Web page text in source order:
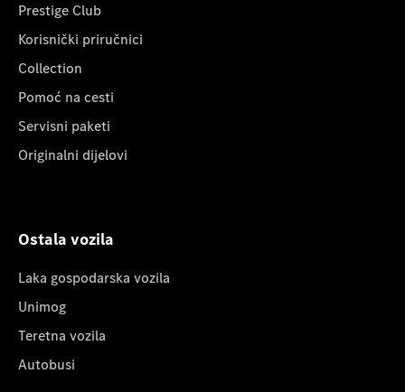
Prestige Club
Korisnički priručnici
Collection
Pomoć na cesti
Servisni paketi
Originalni dijelovi
Ostala vozila
Laka gospodarska vozila
Unimog
Teretna vozila
Autobusi